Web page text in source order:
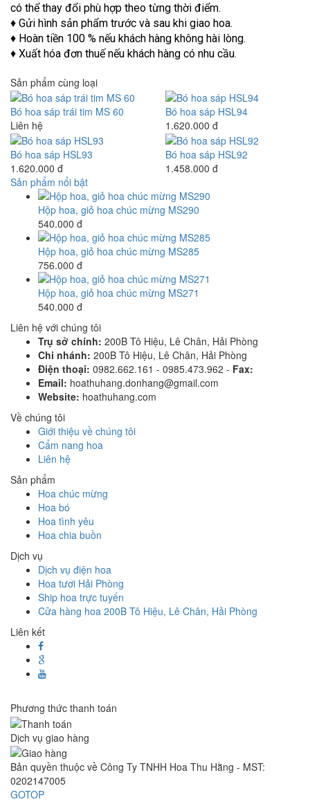
có thể thay đổi phù hợp theo từng thời điểm.
♦ Gửi hình sản phẩm trước và sau khi giao hoa.
♦ Hoàn tiền 100 % nếu khách hàng không hài lòng.
♦ Xuất hóa đơn thuế nếu khách hàng có nhu cầu.
Sản phẩm cùng loại
Bó hoa sáp trái tim MS 60
Liên hệ
Bó hoa sáp HSL94
1.620.000 đ
Bó hoa sáp HSL93
1.620.000 đ
Bó hoa sáp HSL92
1.458.000 đ
Sản phẩm nổi bật
Hộp hoa, giỏ hoa chúc mừng MS290
540.000 đ
Hộp hoa, giỏ hoa chúc mừng MS285
756.000 đ
Hộp hoa, giỏ hoa chúc mừng MS271
540.000 đ
Liên hệ với chúng tôi
Trụ sở chính: 200B Tô Hiệu, Lê Chân, Hải Phòng
Chi nhánh: 200B Tô Hiệu, Lê Chân, Hải Phòng
Điện thoại: 0982.662.161 - 0985.473.962 - Fax:
Email: hoathuhang.donhang@gmail.com
Website: hoathuhang.com
Về chúng tôi
Giới thiệu về chúng tôi
Cẩm nang hoa
Liên hệ
Sản phẩm
Hoa chúc mừng
Hoa bó
Hoa tình yêu
Hoa chia buồn
Dịch vụ
Dịch vụ điện hoa
Hoa tươi Hải Phòng
Ship hoa trực tuyến
Cửa hàng hoa 200B Tô Hiệu, Lê Chân, Hải Phòng
Liên kết
Phương thức thanh toán
Dịch vụ giao hàng
Bản quyền thuộc về Công Ty TNHH Hoa Thu Hằng - MST:
0202147005
GOTOP